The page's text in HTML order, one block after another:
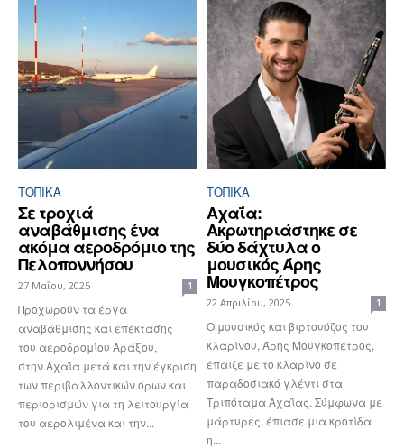
ΤΟΠΙΚΑ
Σε τροχιά
αναβάθμισης ένα
ακόμα αεροδρόμιο της
Πελοποννήσου
27 Μαΐου, 2025 1
Προχωρούν τα έργα
αναβάθμισης και επέκτασης
του αεροδρομίου Αράξου,
στην Αχαΐα μετά και την έγκριση
των περιβαλλοντικών όρων και
περιορισμών για τη λειτουργία
του αερολιμένα και την...
ΤΟΠΙΚΑ
Αχαΐα:
Ακρωτηριάστηκε σε
δύο δάχτυλα ο
μουσικός Άρης
Μουγκοπέτρος
22 Απριλίου, 2025 1
Ο μουσικός και βιρτουόζος του
κλαρίνου, Άρης Μουγκοπέτρος,
έπαιζε με το κλαρίνο σε
παραδοσιακό γλέντι στα
Τριπόταμα Αχαΐας. Σύμφωνα με
μάρτυρες, έπιασε μια κροτίδα
η...